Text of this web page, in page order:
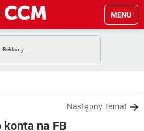
MENU
FACEBOOK
TIKTOK
Następny Temat
na FB